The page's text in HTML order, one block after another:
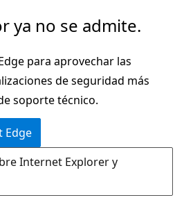
ya no se admite.
para aprovechar las
de seguridad más
soporte técnico.
Edge
Internet Explorer y